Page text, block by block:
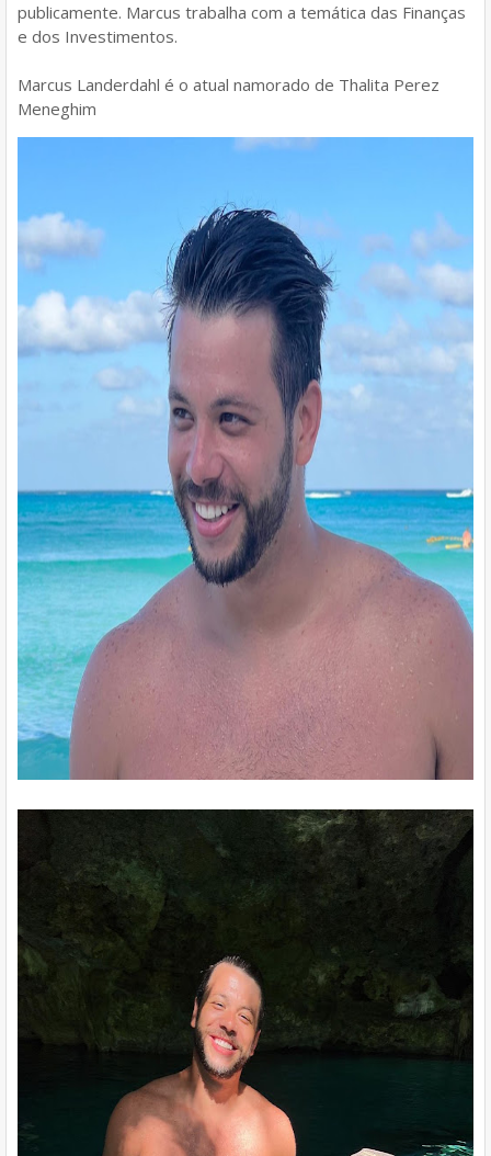
publicamente. Marcus trabalha com a temática das Finanças
e dos Investimentos.
Marcus Landerdahl é o atual namorado de Thalita Perez
Meneghim